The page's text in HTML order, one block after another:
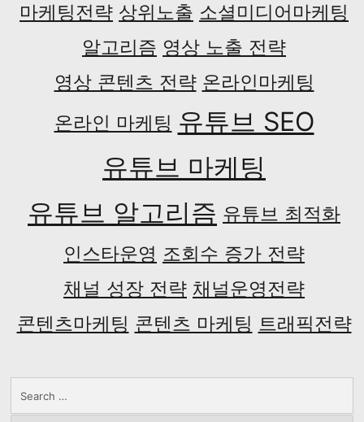
마케팅전략 상위노출 소셜미디어마케팅
알고리즘 영상 노출 전략
영상 콘텐츠 전략 온라인마케팅
온라인 마케팅 유튜브 SEO
유튜브 마케팅
유튜브 알고리즘 유튜브 최적화
인스타운영 조회수 증가 전략
채널 성장 전략 채널운영전략
콘텐츠마케팅 콘텐츠 마케팅 트래픽전략
for: